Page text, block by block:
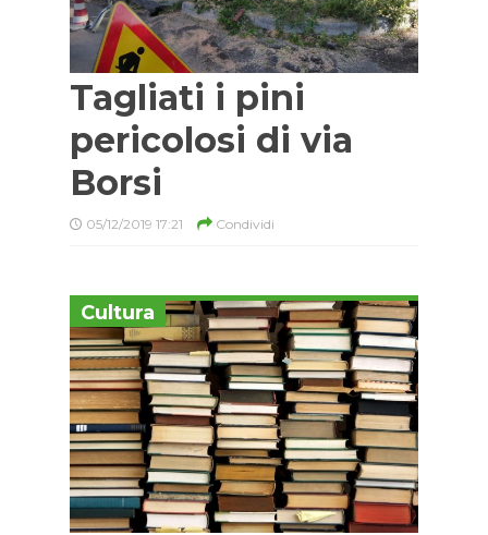
Tagliati i pini
pericolosi di via
Borsi
05/12/2019 17:21 Condividi
Cultura